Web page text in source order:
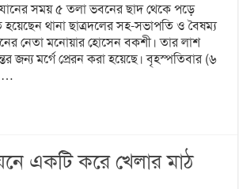
সময় ৫ তলা ভবনের ছাদ থেকে পড়ে
থানা ছাত্রদলের সহ-সভাপতি ও বৈষম্য
নেতা মনোয়ার হোসেন বকশী। তার লাশ
জন্য মর্গে প্রেরন করা হয়েছে। বৃহস্পতিবার (৬
…
একটি করে খেলার মাঠ